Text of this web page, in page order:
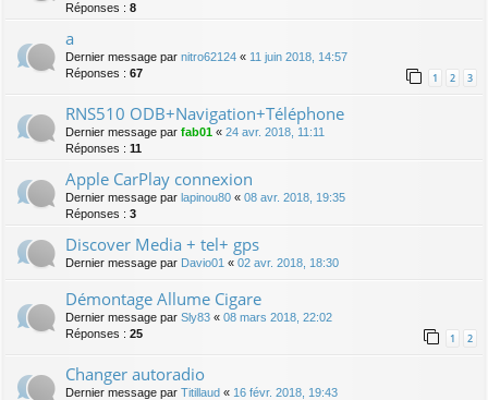
Réponses : 8
a
Dernier message par nitro62124 « 11 juin 2018, 14:57
Réponses : 67 1 2 3
RNS510 ODB+Navigation+Téléphone
Dernier message par fab01 « 24 avr. 2018, 11:11
Réponses : 11
Apple CarPlay connexion
Dernier message par lapinou80 « 08 avr. 2018, 19:35
Réponses : 3
Discover Media + tel+ gps
Dernier message par Davio01 « 02 avr. 2018, 18:30
Démontage Allume Cigare
Dernier message par Sly83 « 08 mars 2018, 22:02
Réponses : 25 1 2
Changer autoradio
Dernier message par Titillaud « 16 févr. 2018, 19:43